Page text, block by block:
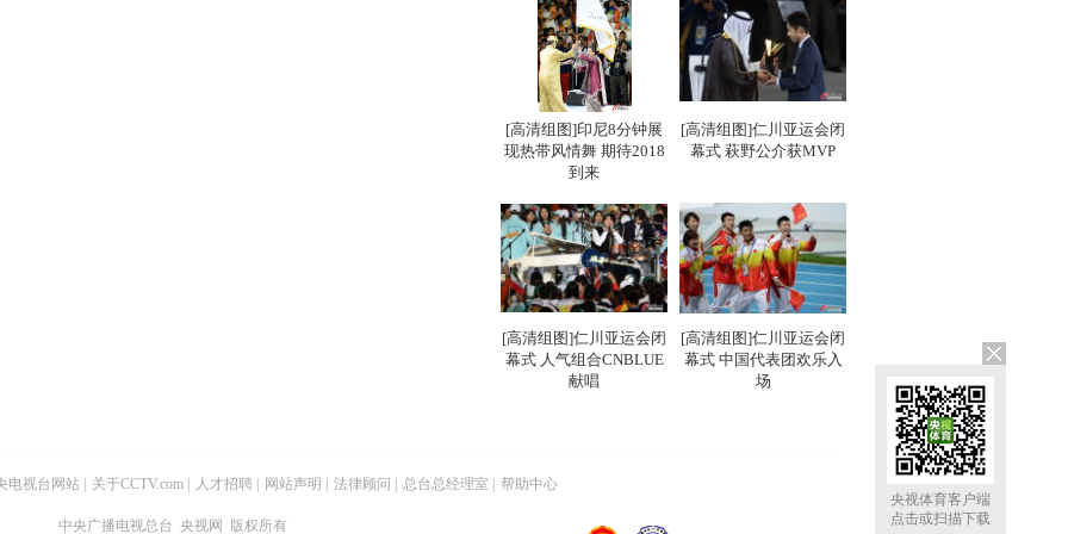
央视体育客户端
点击或扫描下载
[高清组图]印尼8分钟展
现热带风情舞 期待2018
到来
[高清组图]仁川亚运会闭
幕式 萩野公介获MVP
[高清组图]仁川亚运会闭
幕式 人气组合CNBLUE
献唱
[高清组图]仁川亚运会闭
幕式 中国代表团欢乐入
场
电视台网站 关于CCTV.com 人才招聘 网站声明 法律顾问 总台总经理室 帮助中心
中央广播电视总台 央视网 版权所有